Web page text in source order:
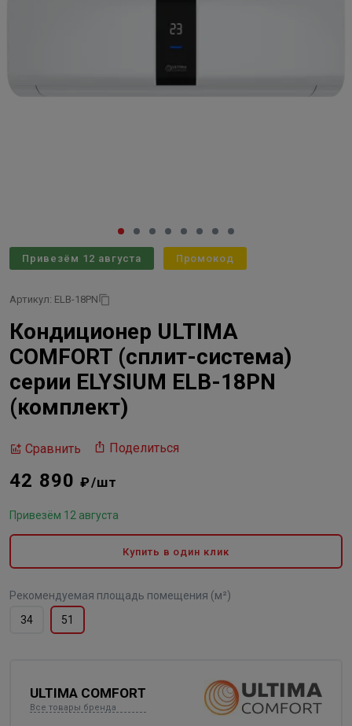
Привезём 12 августа Промокод
Артикул: ELB-18PN
Кондиционер ULTIMA
COMFORT (сплит-система)
серии ELYSIUM ELB-18PN
(комплект)
Сравнить Поделиться
42 890₽/шт
Привезём 12 августа
Купить в один клик
Рекомендуемая площадь помещения (м²)
34
51
ULTIMA COMFORT
Все товары бренда